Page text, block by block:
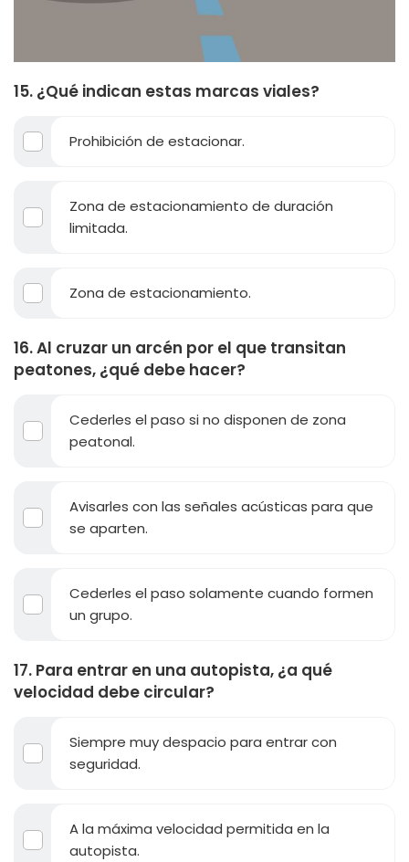
15. ¿Qué indican estas marcas viales?
Prohibición de estacionar.
Zona de estacionamiento de duración
limitada.
Zona de estacionamiento.
16. Al cruzar un arcén por el que transitan
peatones, ¿qué debe hacer?
Cederles el paso si no disponen de zona
peatonal.
Avisarles con las señales acústicas para que
se aparten.
Cederles el paso solamente cuando formen
un grupo.
17. Para entrar en una autopista, ¿a qué
velocidad debe circular?
Siempre muy despacio para entrar con
seguridad.
A la máxima velocidad permitida en la
autopista.